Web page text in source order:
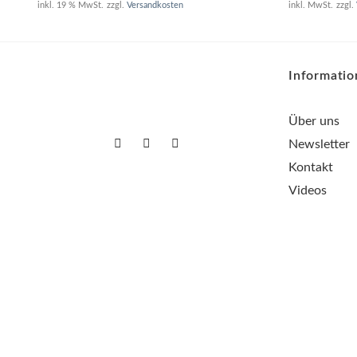
inkl. 19 % MwSt. zzgl. Versandkosten inkl. MwSt. zzgl.
Über uns
Newsletter
Kontakt
Videos